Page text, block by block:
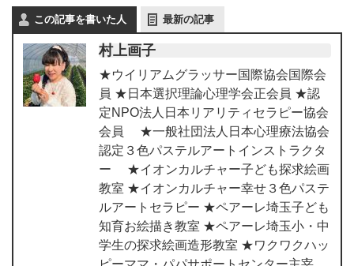
この記事を書いた人 最新の記事
村上画子
★ウイリアムグラッサー国際協会国際会
員 ★日本選択理論心理学会正会員 ★認
定NPO法人日本リアリティセラピー協会
会員 ★一般社団法人日本心理療法協会
認定３色パステルアートインストラクタ
ー ★イオンカルチャー子ども探求絵画
教室 ★イオンカルチャー幸せ３色パステ
ルアートセラピー ★ペアーレ埼玉子ども
知育お絵描き教室 ★ペアーレ埼玉小・中
学生の探求絵画造形教室 ★ワクワクハッ